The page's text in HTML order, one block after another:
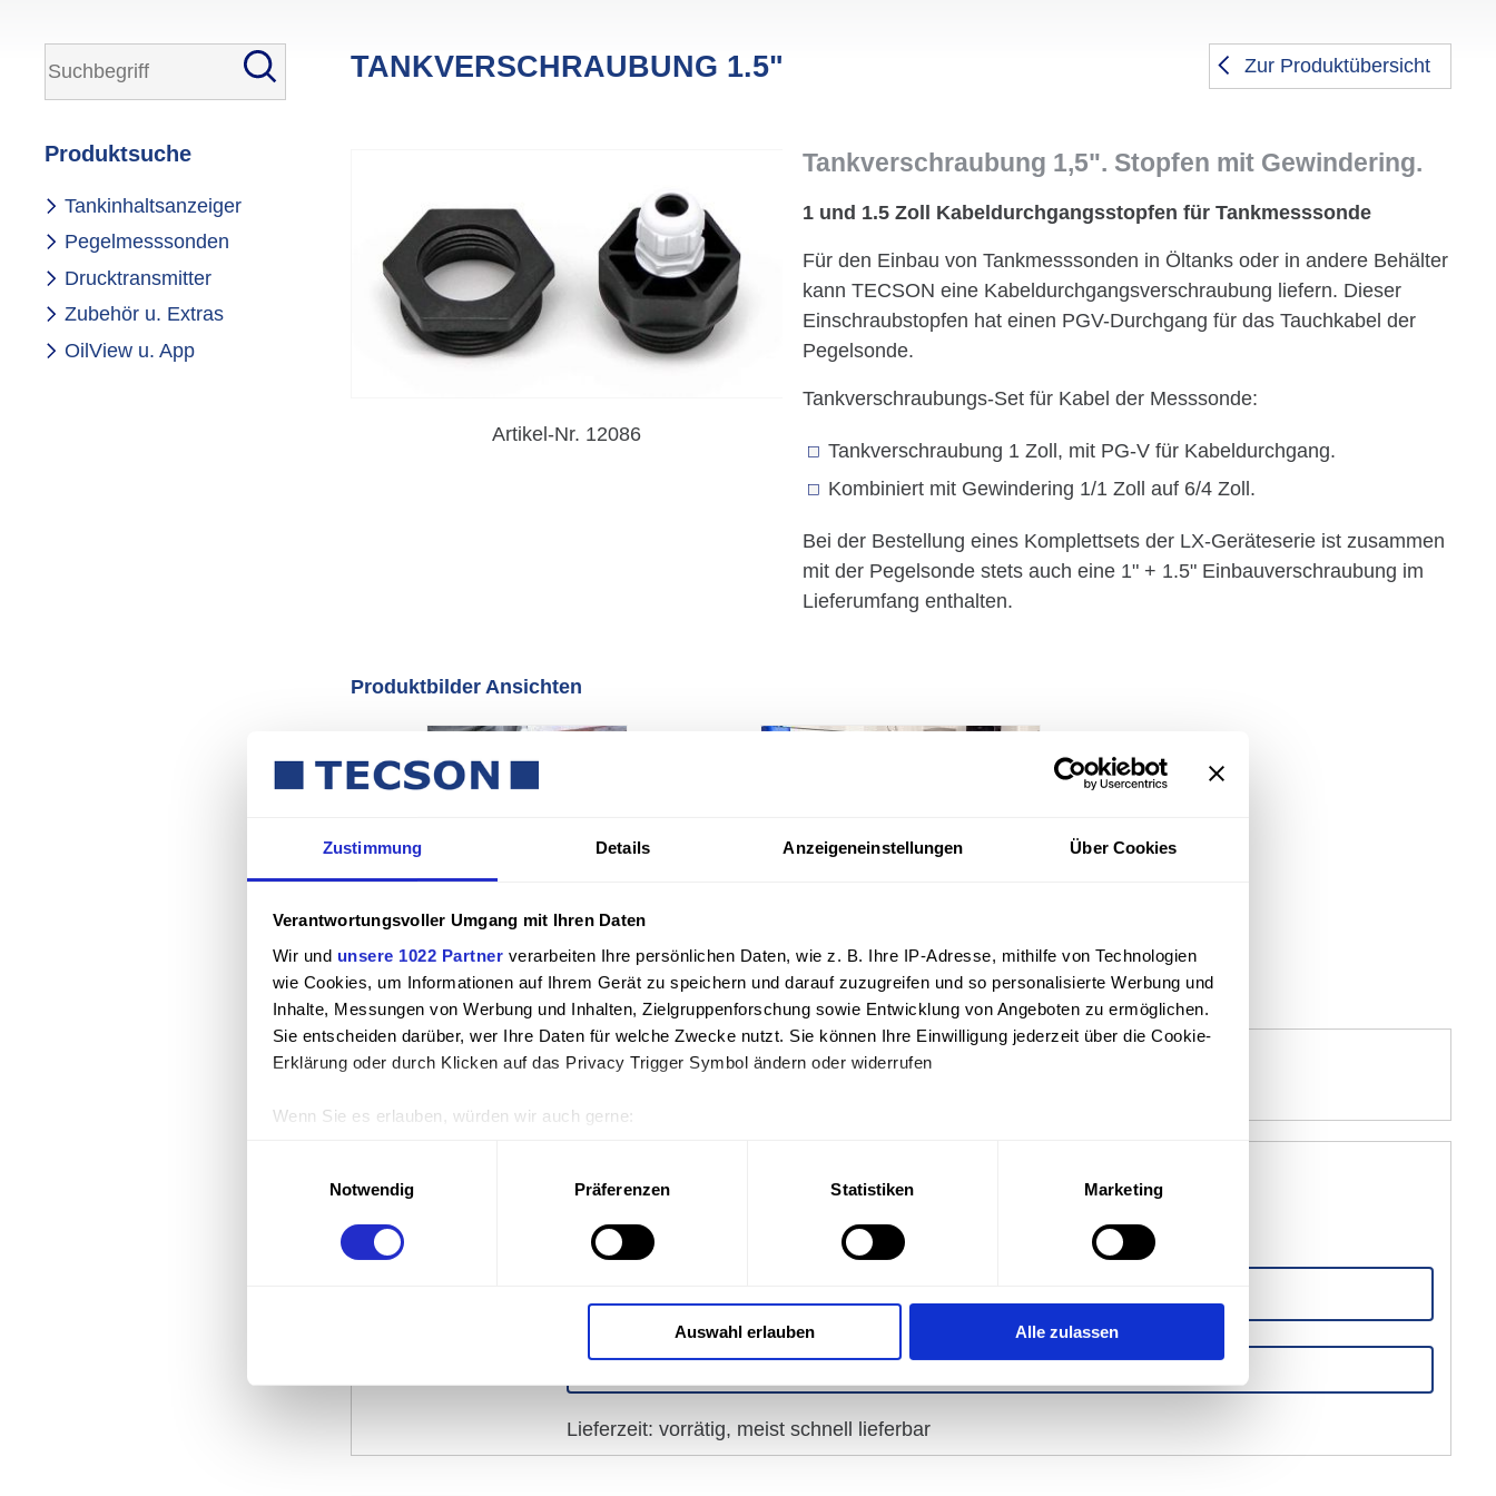
Zustimmung Details Anzeigeneinstellungen Über Cookies
Verantwortungsvoller Umgang mit Ihren Daten
Wir und unsere 1022 Partner verarbeiten Ihre persönlichen Daten, wie z. B. Ihre IP-Adresse, mithilfe von Technologien
wie Cookies, um Informationen auf Ihrem Gerät zu speichern und darauf zuzugreifen und so personalisierte Werbung und
Inhalte, Messungen von Werbung und Inhalten, Zielgruppenforschung sowie Entwicklung von Angeboten zu ermöglichen.
Sie entscheiden darüber, wer Ihre Daten für welche Zwecke nutzt. Sie können Ihre Einwilligung jederzeit über die Cookie-
Erklärung oder durch Klicken auf das Privacy Trigger Symbol ändern oder widerrufen
Wenn Sie es erlauben, würden wir auch gerne:
Erfahren Sie mehr darüber, wie Ihre persönlichen Daten verarbeitet werden, und legen Sie Ihre Präferenzen im
Abschnitt
Einzelheitenfest.
Cookies, um Informationen auf Ihrem Gerät zu speichern und darauf zuzugreifen und so personalisierte Werbung und
Inhalte, Messungen von Werbung und Inhalten, Zielgruppenforschung sowie Entwicklung von Angeboten zu ermöglichen.
Sie entscheiden darüber, wer Ihre Daten für welche Zwecke nutzt. Sie können Ihre Einwilligung jederzeit über die Cookie-
Erklärung oder durch Klicken auf das Privacy Trigger Symbol ändern oder widerrufen
Wenn Sie es erlauben, würden wir auch gerne:
Notwendig
Präferenzen Statistiken Marketing
Auswahl erlauben Alle zulassen
Zur Produktübersicht
TANKVERSCHRAUBUNG 1.5"
Artikel-Nr. 12086
Tankverschraubung 1,5". Stopfen mit Gewindering.
1 und 1.5 Zoll Kabeldurchgangsstopfen für Tankmesssonde
Für den Einbau von Tankmesssonden in Öltanks oder in andere Behälter
kann TECSON eine Kabeldurchgangs­verschraubung liefern. Dieser
Einschraubstopfen hat einen PGV-Durchgang für das Tauchkabel der
Pegelsonde.
Tankverschraubungs-Set für Kabel der Messsonde:
Tankverschraubung 1 Zoll, mit PG-V für Kabeldurchgang.
Kombiniert mit Gewindering 1/1 Zoll auf 6/4 Zoll.
Bei der Bestellung eines Komplettsets der LX-Geräteserie ist zusammen
mit der Pegelsonde stets auch eine 1" + 1.5" Einbauverschraubung im
Lieferumfang enthalten.
Produktbilder Ansichten
Produkteigenschaften
18,86
inkl. MwSt. 19%
Lieferzeit: vorrätig, meist schnell lieferbar
Produktsuche
Navigation
überspringen
Tankinhaltsanzeiger
Pegelmesssonden
Drucktransmitter
Zubehör u. Extras
OilView u. App